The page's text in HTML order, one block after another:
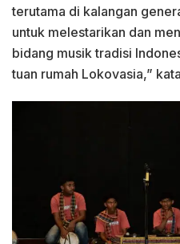
terutama di kalangan
untuk melestarikan dan
bidang musik tradisi
tuan rumah Lokovasia,”